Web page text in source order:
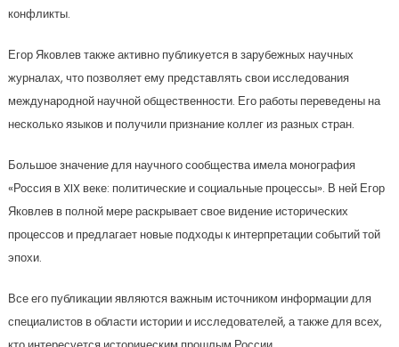
конфликты.
Егор Яковлев также активно публикуется в зарубежных научных
журналах, что позволяет ему представлять свои исследования
международной научной общественности. Его работы переведены на
несколько языков и получили признание коллег из разных стран.
Большое значение для научного сообщества имела монография
«Россия в XIX веке: политические и социальные процессы». В ней Егор
Яковлев в полной мере раскрывает свое видение исторических
процессов и предлагает новые подходы к интерпретации событий той
эпохи.
Все его публикации являются важным источником информации для
специалистов в области истории и исследователей, а также для всех,